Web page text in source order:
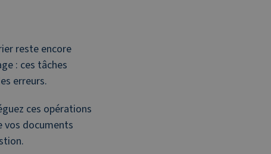
reste encore
: ces tâches
erreurs.
ces opérations
vos documents